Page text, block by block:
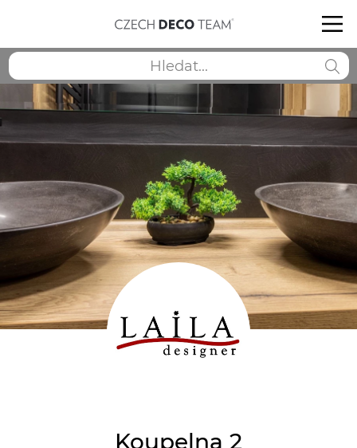
Koupelna 2